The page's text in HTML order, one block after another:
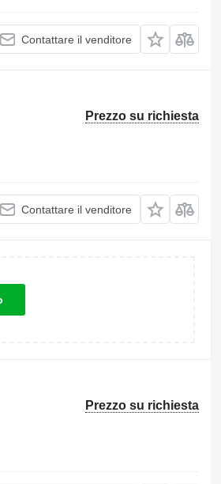
Contattare il venditore
Prezzo su richiesta
Contattare il venditore
Prezzo su richiesta